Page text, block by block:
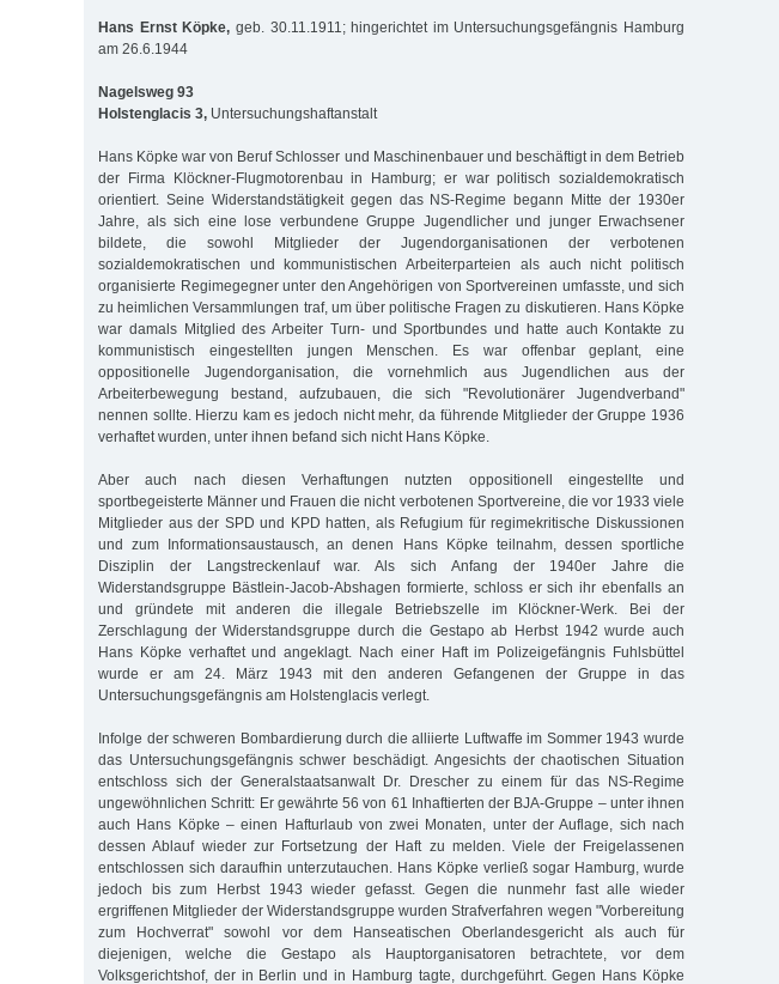
Hans Ernst Köpke, geb. 30.11.1911; hingerichtet im Untersuchungsgefängnis Hamburg
am 26.6.1944
Nagelsweg 93
Holstenglacis 3, Untersuchungshaftanstalt
Hans Köpke war von Beruf Schlosser und Maschinenbauer und beschäftigt in dem Betrieb
der Firma Klöckner-Flugmotorenbau in Hamburg; er war politisch sozialdemokratisch
orientiert. Seine Widerstandstätigkeit gegen das NS-Regime begann Mitte der 1930er
Jahre, als sich eine lose verbundene Gruppe Jugendlicher und junger Erwachsener
bildete, die sowohl Mitglieder der Jugendorganisationen der verbotenen
sozialdemokratischen und kommunistischen Arbeiterparteien als auch nicht politisch
organisierte Regimegegner unter den Angehörigen von Sportvereinen umfasste, und sich
zu heimlichen Versammlungen traf, um über politische Fragen zu diskutieren. Hans Köpke
war damals Mitglied des Arbeiter Turn- und Sportbundes und hatte auch Kontakte zu
kommunistisch eingestellten jungen Menschen. Es war offenbar geplant, eine
oppositionelle Jugendorganisation, die vornehmlich aus Jugendlichen aus der
Arbeiterbewegung bestand, aufzubauen, die sich "Revolutionärer Jugendverband"
nennen sollte. Hierzu kam es jedoch nicht mehr, da führende Mitglieder der Gruppe 1936
verhaftet wurden, unter ihnen befand sich nicht Hans Köpke.
Aber auch nach diesen Verhaftungen nutzten oppositionell eingestellte und
sportbegeisterte Männer und Frauen die nicht verbotenen Sportvereine, die vor 1933 viele
Mitglieder aus der SPD und KPD hatten, als Refugium für regimekritische Diskussionen
und zum Informationsaustausch, an denen Hans Köpke teilnahm, dessen sportliche
Disziplin der Langstreckenlauf war. Als sich Anfang der 1940er Jahre die
Widerstandsgruppe Bästlein-Jacob-Abshagen formierte, schloss er sich ihr ebenfalls an
und gründete mit anderen die illegale Betriebszelle im Klöckner-Werk. Bei der
Zerschlagung der Widerstandsgruppe durch die Gestapo ab Herbst 1942 wurde auch
Hans Köpke verhaftet und angeklagt. Nach einer Haft im Polizeigefängnis Fuhlsbüttel
wurde er am 24. März 1943 mit den anderen Gefangenen der Gruppe in das
Untersuchungsgefängnis am Holstenglacis verlegt.
Infolge der schweren Bombardierung durch die alliierte Luftwaffe im Sommer 1943 wurde
das Untersuchungsgefängnis schwer beschädigt. Angesichts der chaotischen Situation
entschloss sich der Generalstaatsanwalt Dr. Drescher zu einem für das NS-Regime
ungewöhnlichen Schritt: Er gewährte 56 von 61 Inhaftierten der BJA-Gruppe – unter ihnen
auch Hans Köpke – einen Hafturlaub von zwei Monaten, unter der Auflage, sich nach
dessen Ablauf wieder zur Fort­setzung der Haft zu melden. Viele der Freigelassenen
entschlossen sich daraufhin unterzutauchen. Hans Köpke verließ sogar Hamburg, wurde
jedoch bis zum Herbst 1943 wieder gefasst. Gegen die nunmehr fast alle wieder
ergriffenen Mitglieder der Widerstandsgruppe wurden Strafverfahren wegen "Vorbereitung
zum Hochverrat" sowohl vor dem Hanseatischen Oberlandesgericht als auch für
diejenigen, welche die Gestapo als Hauptorganisatoren betrachtete, vor dem
Volksgerichtshof, der in Berlin und in Hamburg tagte, durchgeführt. Gegen Hans Köpke